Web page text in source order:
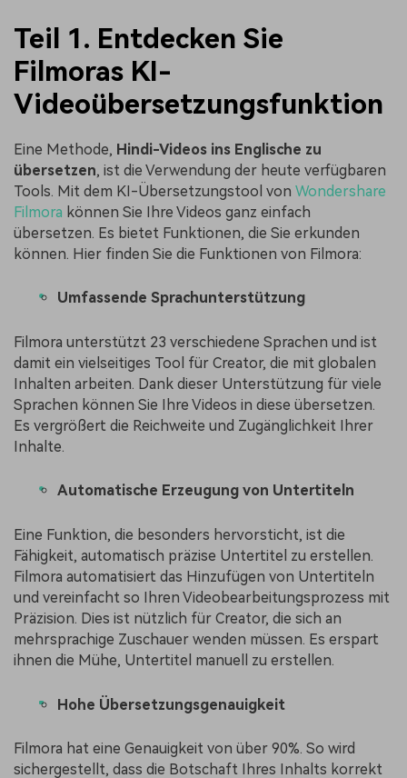
Teil 1. Entdecken Sie
Filmoras KI-
Videoübersetzungsfunktion
Eine Methode, Hindi-Videos ins Englische zu
übersetzen, ist die Verwendung der heute verfügbaren
Tools. Mit dem KI-Übersetzungstool von Wondershare
Filmora können Sie Ihre Videos ganz einfach
übersetzen. Es bietet Funktionen, die Sie erkunden
können. Hier finden Sie die Funktionen von Filmora:
Umfassende Sprachunterstützung
Filmora unterstützt 23 verschiedene Sprachen und ist
damit ein vielseitiges Tool für Creator, die mit globalen
Inhalten arbeiten. Dank dieser Unterstützung für viele
Sprachen können Sie Ihre Videos in diese übersetzen.
Es vergrößert die Reichweite und Zugänglichkeit Ihrer
Inhalte.
Automatische Erzeugung von Untertiteln
Eine Funktion, die besonders hervorsticht, ist die
Fähigkeit, automatisch präzise Untertitel zu erstellen.
Filmora automatisiert das Hinzufügen von Untertiteln
und vereinfacht so Ihren Videobearbeitungsprozess mit
Präzision. Dies ist nützlich für Creator, die sich an
mehrsprachige Zuschauer wenden müssen. Es erspart
ihnen die Mühe, Untertitel manuell zu erstellen.
Hohe Übersetzungsgenauigkeit
Filmora hat eine Genauigkeit von über 90%. So wird
sichergestellt, dass die Botschaft Ihres Inhalts korrekt